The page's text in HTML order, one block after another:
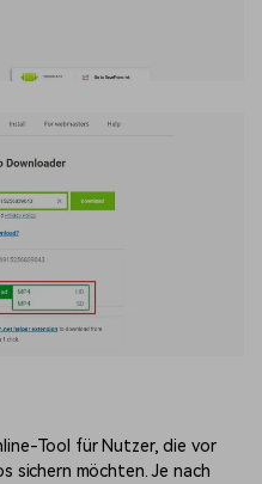
Tool für Nutzer, die vor
sichern möchten. Je nach